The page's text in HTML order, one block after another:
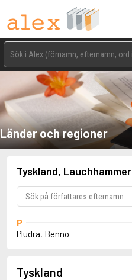
Länder och regioner
Tyskland, Lauchhammer
P
Pludra, Benno
Tyskland